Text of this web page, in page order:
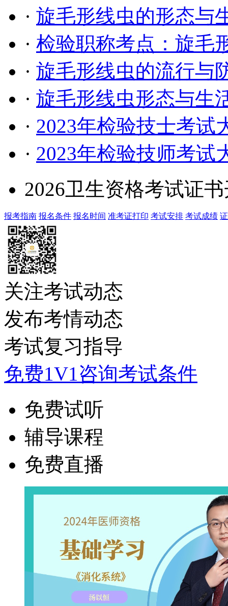
· 旋毛形线虫的形态与
· 检验职称考点：旋毛
· 旋毛形线虫的流行与
· 旋毛形线虫形态与生
· 2023年检验技士考
· 2023年检验技师考
2026卫生资格考试证
报考指南 报名条件 报名时间 准考证打印 考试安排 考试成绩
关注考试动态
发布考情动态
考试复习指导
免费1V1咨询考试条件
免费试听
辅导课程
免费直播